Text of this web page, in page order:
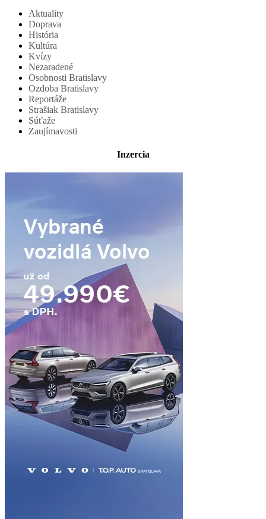
Aktuality
Doprava
História
Kultúra
Kvízy
Nezaradené
Osobnosti Bratislavy
Ozdoba Bratislavy
Reportáže
Strašiak Bratislavy
Súťaže
Zaujímavosti
Inzercia